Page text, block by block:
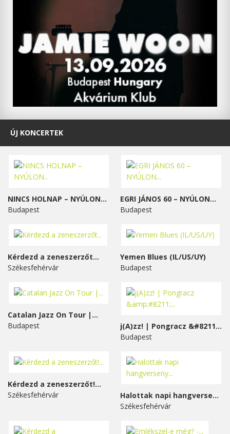
ÚJ KONCERTEK
NINCS HOLNAP – NYÚLON...
Budapest
EGRI JÁNOS 60 – NYÚLON...
Budapest
Kérdezd a zeneszerzőt...
Székesfehérvár
Yemen Blues (IL/US/UY)
Budapest
Catalan Jazz On Tour |...
Budapest
j(A)zz! | Pongracz &#8211;...
Budapest
Kérdezd a zeneszerzőt!...
Székesfehérvár
Halottak napi hangverseny...
Székesfehérvár